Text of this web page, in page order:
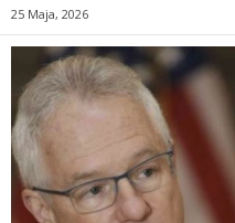
25 Maja, 2026